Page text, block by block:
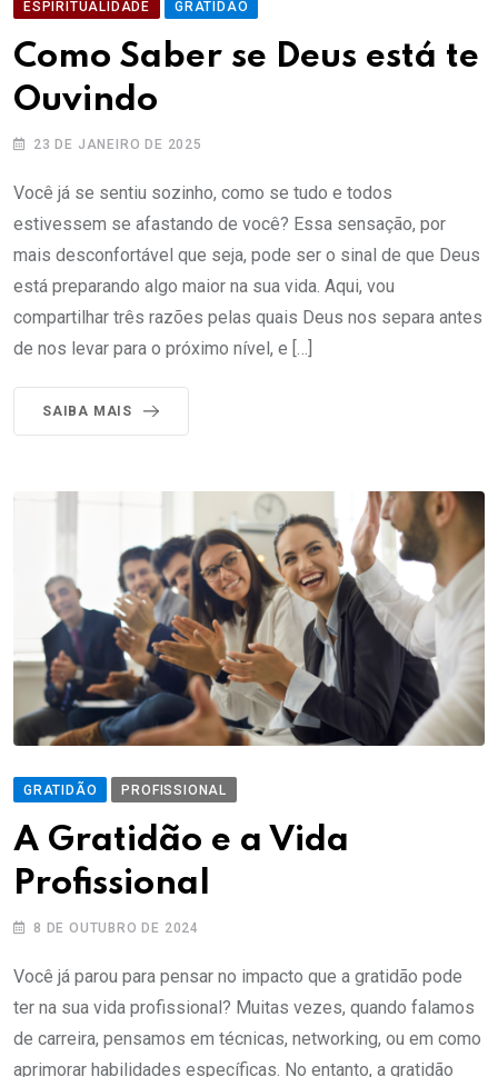
ESPIRITUALIDADE GRATIDÃO
Como Saber se Deus está te
Ouvindo
23 DE JANEIRO DE 2025
Você já se sentiu sozinho, como se tudo e todos
estivessem se afastando de você? Essa sensação, por
mais desconfortável que seja, pode ser o sinal de que Deus
está preparando algo maior na sua vida. Aqui, vou
compartilhar três razões pelas quais Deus nos separa antes
de nos levar para o próximo nível, e […]
SAIBA MAIS
GRATIDÃO PROFISSIONAL
A Gratidão e a Vida
Profissional
8 DE OUTUBRO DE 2024
Você já parou para pensar no impacto que a gratidão pode
ter na sua vida profissional? Muitas vezes, quando falamos
de carreira, pensamos em técnicas, networking, ou em como
aprimorar habilidades específicas. No entanto, a gratidão